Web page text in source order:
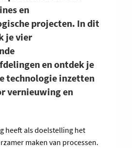
en
projecten. In dit
je vier
en ontdek je
technologie inzetten
vernieuwing en
heeft als doelstelling het
maken van processen.